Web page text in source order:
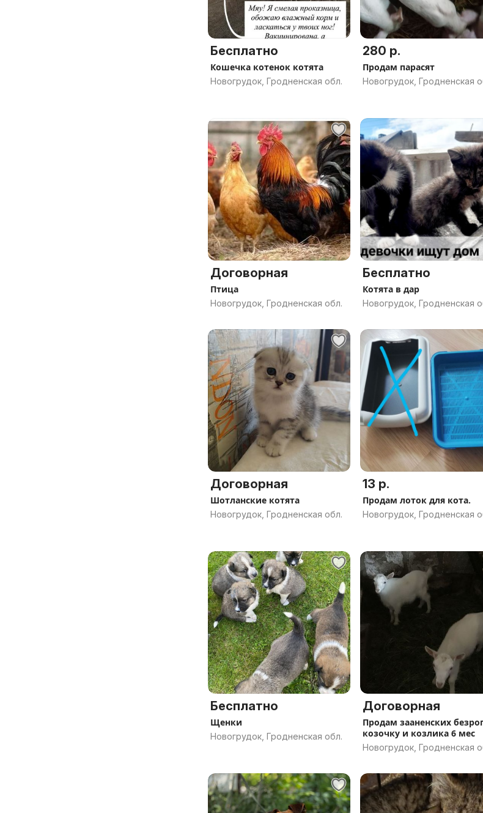
Бесплатно
Кошечка котенок котята
Новогрудок, Гродненская обл.
280 р.
Продам парасят
Новогрудок, Гродненская
Договорная
Птица
Новогрудок, Гродненская обл.
Бесплатно
Котята в дар
Новогрудок, Гродненская
Договорная
Шотланские котята
Новогрудок, Гродненская обл.
13 р.
Продам лоток для кота.
Новогрудок, Гродненская
Бесплатно
Щенки
Новогрудок, Гродненская обл.
Договорная
Продам зааненских
козочку и козлика 6 мес
Новогрудок, Гродненская